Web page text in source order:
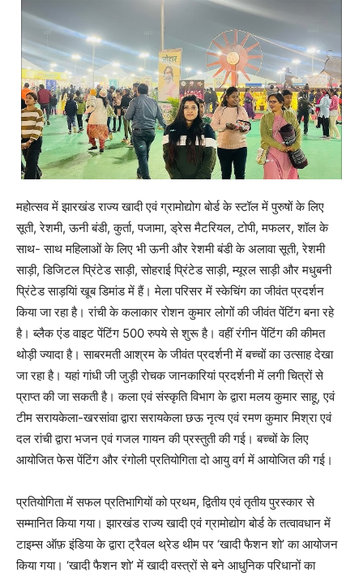
महोत्सव में झारखंड राज्य खादी एवं ग्रामोद्योग बोर्ड के स्टॉल में पुरुषों के लिए
सूती, रेशमी, ऊनी बंडी, कुर्ता, पजामा, ड्रेस मैटरियल, टोपी, मफलर, शॉल के
साथ- साथ महिलाओं के लिए भी ऊनी और रेशमी बंडी के अलावा सूती, रेशमी
साड़ी, डिजिटल प्रिंटेड साड़ी, सोहराई प्रिंटेड साड़ी, म्यूरल साड़ी और मधुबनी
प्रिंटेड साड़यिां खूब डिमांड में हैं। मेला परिसर में स्केचिंग का जीवंत प्रदर्शन
किया जा रहा है। रांची के कलाकार रोशन कुमार लोगों की जीवंत पेंटिंग बना रहे
है। ब्लैक एंड वाइट पेंटिंग 500 रुपये से शुरू है। वहीं रंगीन पेंटिंग की कीमत
थोड़ी ज्यादा है। साबरमती आश्रम के जीवंत प्रदर्शनी में बच्चों का उत्साह देखा
जा रहा है। यहां गांधी जी जुड़ी रोचक जानकारियां प्रदर्शनी में लगी चित्रों से
प्राप्त की जा सकती है। कला एवं संस्कृति विभाग के द्वारा मलय कुमार साहू, एवं
टीम सरायकेला-खरसांवा द्वारा सरायकेला छऊ नृत्य एवं रमण कुमार मिश्रा एवं
दल रांची द्वारा भजन एवं गजल गायन की प्रस्तुती की गई। बच्चों के लिए
आयोजित फेस पेंटिंग और रंगोली प्रतियोगिता दो आयु वर्ग में आयोजित की गई।
प्रतियोगिता में सफल प्रतिभागियों को प्रथम, द्वितीय एवं तृतीय पुरस्कार से
सम्मानित किया गया। झारखंड राज्य खादी एवं ग्रामोद्योग बोर्ड के तत्वावधान में
टाइम्स ऑफ़ इंडिया के द्वारा ट्रैवल थ्रेड थीम पर ‘खादी फैशन शो’ का आयोजन
किया गया। ‘खादी फैशन शो’ में खादी वस्त्रों से बने आधुनिक परिधानों का